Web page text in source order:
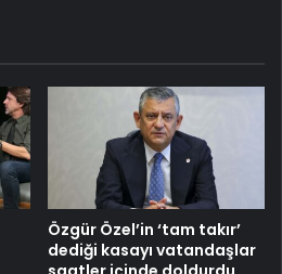
Özgür Özel’in ‘tam takır’
dediği kasayı vatandaşlar